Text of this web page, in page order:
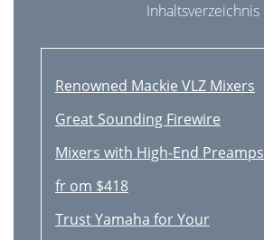
Inhaltsverzeichnis
Renowned Mackie VLZ Mixers
Great Sounding Firewire
Mixers with High-End Preamps
fr om $418
Trust Yamaha for Your